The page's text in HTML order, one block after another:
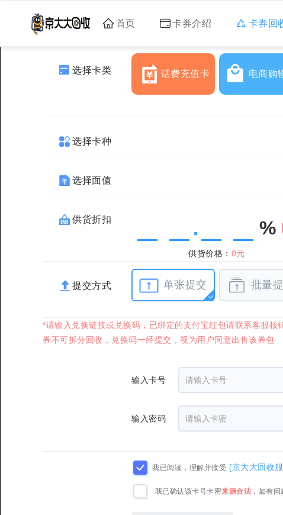
首页 卡券介绍 卡券回
选择卡类 话费充值卡 电商购
选择卡种
选择面值
供货折扣 . %
供货价格： 0元
提交方式 单张提交 批量
*请输入兑换链接或兑换码，已绑定的支付宝红包请联系客服
券不可拆分回收，兑换码一经提交，视为用户同意出售该券包
输入卡号
输入密码
我已阅读，理解并接受 [京大大回收
我已确认该卡号卡密来源合法 ，如有